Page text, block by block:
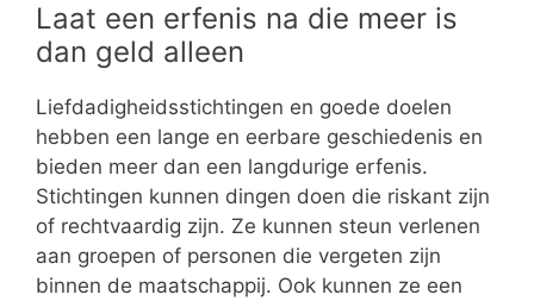
Laat een erfenis na die meer is
dan geld alleen
Liefdadigheidsstichtingen en goede doelen
hebben een lange en eerbare geschiedenis en
bieden meer dan een langdurige erfenis.
Stichtingen kunnen dingen doen die riskant zijn
of rechtvaardig zijn. Ze kunnen steun verlenen
aan groepen of personen die vergeten zijn
binnen de maatschappij. Ook kunnen ze een